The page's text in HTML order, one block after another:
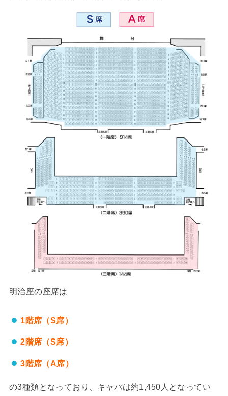
明治座の座席は
1階席（S席）
2階席（S席）
3階席（A席）
の3種類となっており、キャパは約1,450人となってい